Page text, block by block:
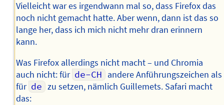
Vielleicht war es irgendwann mal so, dass Firefox das
noch nicht gemacht hatte. Aber wenn, dann ist das so
lange her, dass ich mich nicht mehr dran erinnern
kann.
Was Firefox allerdings nicht macht – und Chromia
auch nicht: für de-CH andere Anführungszeichen als
für de zu setzen, nämlich Guillemets. Safari macht
das: